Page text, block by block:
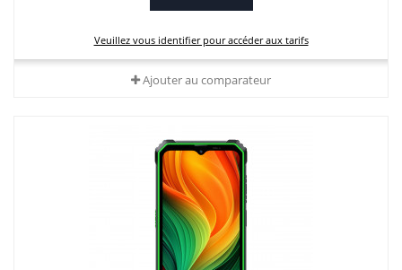
Veuillez vous identifier pour accéder aux tarifs
Ajouter au comparateur